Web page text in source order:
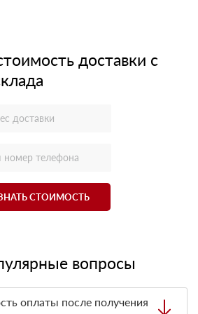
доставки с
СТОИМОСТЬ
вопросы
оплаты после получения